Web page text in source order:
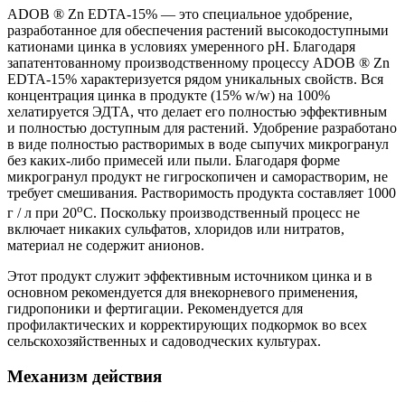
ADOB ® Zn EDTA-15% — это специальное удобрение,
разработанное для обеспечения растений высокодоступными
катионами цинка в условиях умеренного рН. Благодаря
запатентованному производственному процессу ADOB ® Zn
EDTA-15% характеризуется рядом уникальных свойств. Вся
концентрация цинка в продукте (15% w/w) на 100%
хелатируется ЭДТА, что делает его полностью эффективным
и полностью доступным для растений. Удобрение разработано
в виде полностью растворимых в воде сыпучих микрогранул
без каких-либо примесей или пыли. Благодаря форме
микрогранул продукт не гигроскопичен и саморастворим, не
требует смешивания. Растворимость продукта составляет 1000
г / л при 20оС. Поскольку производственный процесс не
включает никаких сульфатов, хлоридов или нитратов,
материал не содержит анионов.
Этот продукт служит эффективным источником цинка и в
основном рекомендуется для внекорневого применения,
гидропоники и фертигации. Рекомендуется для
профилактических и корректирующих подкормок во всех
сельскохозяйственных и садоводческих культурах.
Механизм действия